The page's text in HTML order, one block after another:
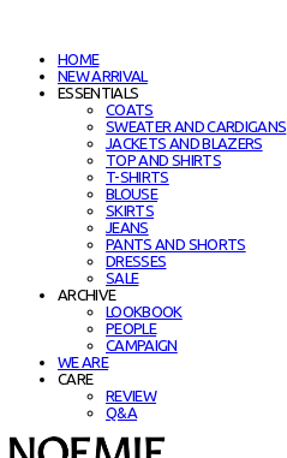
HOME
NEW ARRIVAL
ESSENTIALS
COATS
SWEATER AND CARDIGANS
JACKETS AND BLAZERS
TOP AND SHIRTS
T-SHIRTS
BLOUSE
SKIRTS
JEANS
PANTS AND SHORTS
DRESSES
SALE
ARCHIVE
LOOKBOOK
PEOPLE
CAMPAIGN
WE ARE
CARE
REVIEW
Q&A